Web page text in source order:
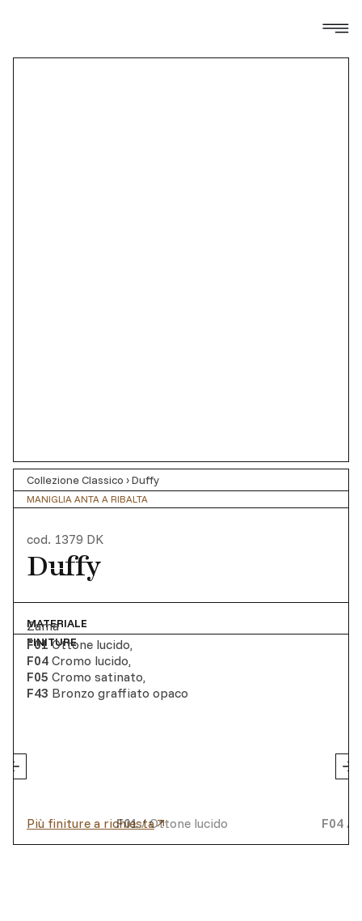
Collezione Classico ›Duffy
MANIGLIA ANTA A RIBALTA
cod. 1379 DK
Duffy
MATERIALE
Zama
FINITURE
F01 Ottone lucido,
F04 Cromo lucido,
F05 Cromo satinato,
F43 Bronzo graffiato opaco
F01/Ottone lucido F04/
Più finiture a richiesta